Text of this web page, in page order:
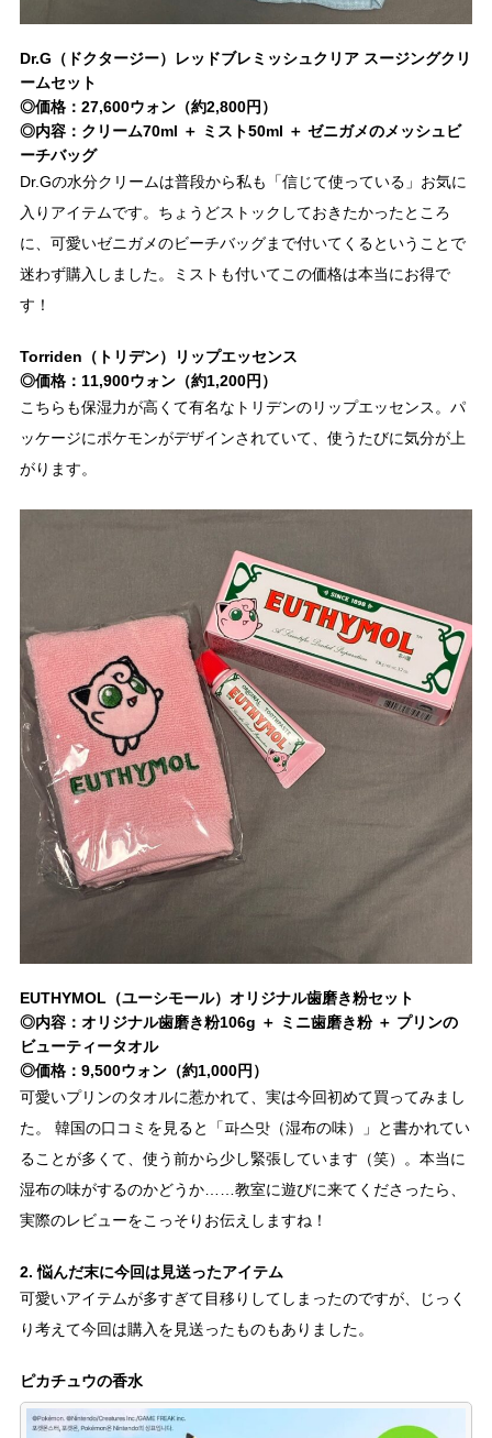
Dr.G（ドクタージー）レッドブレミッシュクリア スージングクリ
ームセット
◎価格：27,600ウォン（約2,800円）
◎内容：クリーム70ml ＋ ミスト50ml ＋ ゼニガメのメッシュビ
ーチバッグ
Dr.Gの水分クリームは普段から私も「信じて使っている」お気に
入りアイテムです。ちょうどストックしておきたかったところ
に、可愛いゼニガメのビーチバッグまで付いてくるということで
迷わず購入しました。ミストも付いてこの価格は本当にお得で
す！
Torriden（トリデン）リップエッセンス
◎価格：11,900ウォン（約1,200円）
こちらも保湿力が高くて有名なトリデンのリップエッセンス。パ
ッケージにポケモンがデザインされていて、使うたびに気分が上
がります。
EUTHYMOL（ユーシモール）オリジナル歯磨き粉セット
◎内容：オリジナル歯磨き粉106g ＋ ミニ歯磨き粉 ＋ プリンの
ビューティータオル
◎価格：9,500ウォン（約1,000円）
可愛いプリンのタオルに惹かれて、実は今回初めて買ってみまし
た。 韓国の口コミを見ると「파스맛（湿布の味）」と書かれてい
ることが多くて、使う前から少し緊張しています（笑）。本当に
湿布の味がするのかどうか……教室に遊びに来てくださったら、
実際のレビューをこっそりお伝えしますね！
2. 悩んだ末に今回は見送ったアイテム
可愛いアイテムが多すぎて目移りしてしまったのですが、じっく
り考えて今回は購入を見送ったものもありました。
ピカチュウの香水